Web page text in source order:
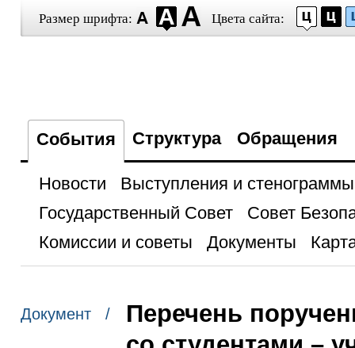
Размер шрифта: Цвета сайта:
События Структура Обращения
Новости
Выступления и стенограммы
Государственный Совет
Совет
Комиссии и советы
Документы
Документ /
Перечень